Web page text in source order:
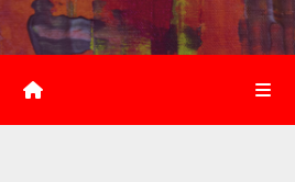
Saltar
al
contenido